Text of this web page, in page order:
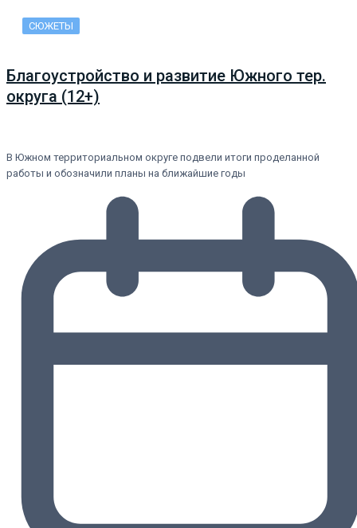
СЮЖЕТЫ
Благоустройство и развитие Южного тер.
округа (12+)
В Южном территориальном округе подвели итоги проделанной
работы и обозначили планы на ближайшие годы